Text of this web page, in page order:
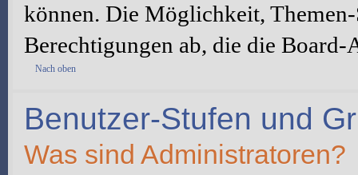
können. Die Möglichkeit,
Berechtigungen ab, die die
Nach oben
Benutzer-Stufen und
Was sind Administratoren?